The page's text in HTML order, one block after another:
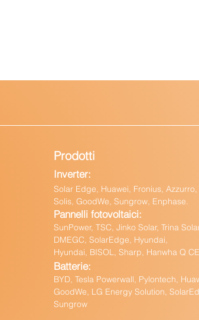
Prodotti
Inverter:
Solar Edge, Huawei, Fronius, Azzurro,
Solis, GoodWe, Sungrow, Enphase.
Pannelli fotovoltaici:
SunPower, TSC, Jinko Solar, Trina
DMEGC, SolarEdge, Hyundai,
Hyundai, BISOL, Sharp, Hanwha Q
Batterie:
BYD, Tesla Powerwall, Pylontech,
GoodWe, LG Energy Solution,
Sungrow